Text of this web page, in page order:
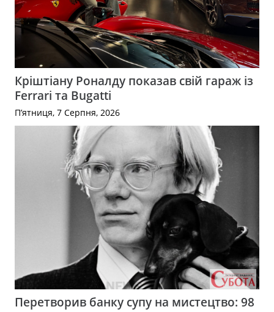
Кріштіану Роналду показав свій гараж із
Ferrari та Bugatti
П’ятниця, 7 Серпня, 2026
Перетворив банку супу на мистецтво: 98